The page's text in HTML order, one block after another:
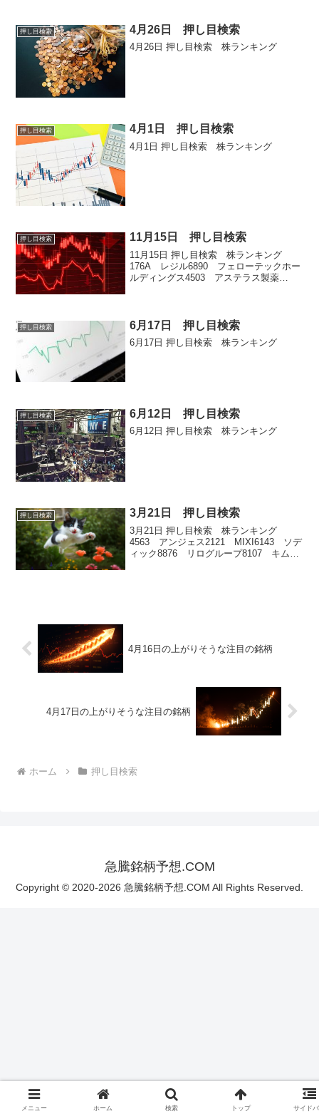
押し目検索 4月26日 押し目検索
4月26日 押し目検索 株ランキング
押し目検索 4月1日 押し目検索
4月1日 押し目検索 株ランキング
押し目検索 11月15日 押し目検索
11月15日 押し目検索 株ランキング
176A レジル6890 フェローテックホー
ルディングス4503 アステラス製薬
押し目検索 6月17日 押し目検索
6月17日 押し目検索 株ランキング
押し目検索 6月12日 押し目検索
6月12日 押し目検索 株ランキング
押し目検索 3月21日 押し目検索
3月21日 押し目検索 株ランキング
4563 アンジェス2121 MIXI6143 ソデ
ィック8876 リログループ8107 キムラ
4月16日の上がりそうな注目の銘柄
4月17日の上がりそうな注目の銘柄
ホーム 押し目検索
急騰銘柄予想.COM
Copyright © 2020-2026 急騰銘柄予想.COM All Rights Reserved.
メニュー ホーム 検索 トップ サイド